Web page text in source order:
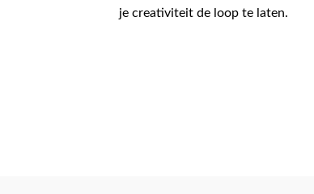
je creativiteit de loop te laten.